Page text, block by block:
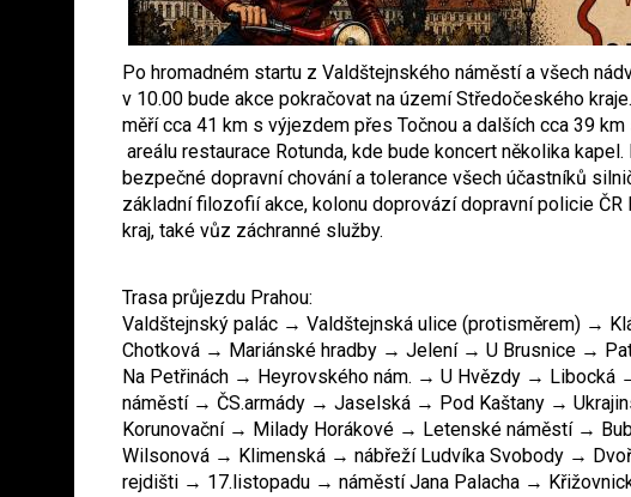
Po hromadném startu z Valdštejnského náměstí a všech
v 10.00 bude akce pokračovat na území Středočeského
měří cca 41 km s výjezdem přes Točnou a dalších cca 39
areálu restaurace Rotunda, kde bude koncert několika
bezpečné dopravní chování a tolerance všech účastníků
základní filozofií akce, kolonu doprovází dopravní policie ČR
kraj, také vůz záchranné služby.
Trasa průjezdu Prahou:
Valdštejnský palác → Valdštejnská ulice (protisměrem) →
Chotková → Mariánské hradby → Jelení → U Brusnice →
Na Petřinách → Heyrovského nám. → U Hvězdy → Libocká
náměstí → ČS.armády → Jaselská → Pod Kaštany →
Korunovační → Milady Horákové → Letenské náměstí →
Wilsonová → Klimenská → nábřeží Ludvíka Svobody →
rejdišti → 17.listopadu → náměstí Jana Palacha →